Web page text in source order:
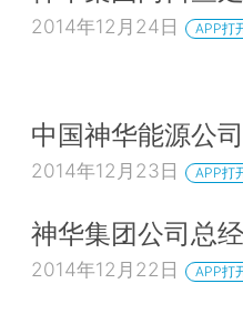
2014年12月24日 APP打
中国神华能源公
2014年12月23日 APP打
神华集团公司总
2014年12月22日 APP打